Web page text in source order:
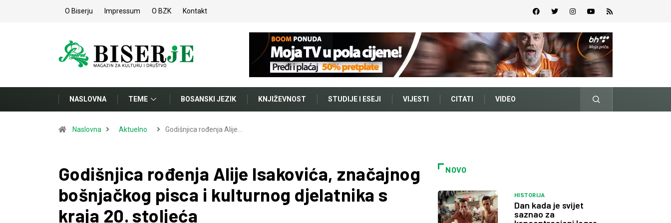
O Biserju Impressum O BZK Kontakt
NASLOVNA TEME BOSANSKI JEZIK KNJIŽEVNOST STUDIJE I ESEJI VIJESTI CITATI VIDEO
Naslovna Aktuelno Godišnjica rođenja Alije…
Godišnjica rođenja Alije Isakovića, značajnog
bošnjačkog pisca i kulturnog djelatnika s
kraja 20. stoljeća
NOVO
HISTORIJA
Dan kada je svijet
saznao za